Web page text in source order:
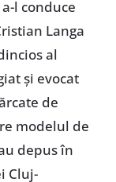
l conduce
Langa
al
și evocat
de
modelul de
depus în
Cluj-